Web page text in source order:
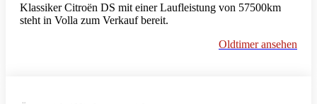
Klassiker Citroën DS mit einer Laufleistung von 57500km
steht in Volla zum Verkauf bereit.
Oldtimer ansehen